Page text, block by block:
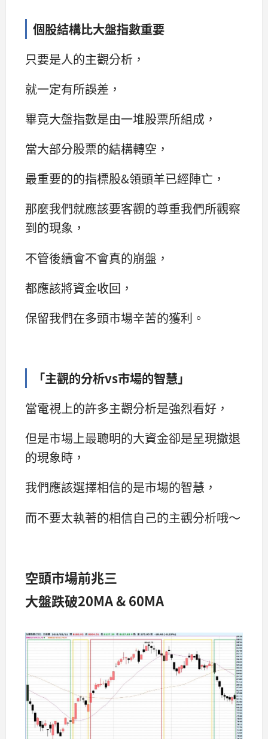
個股結構比大盤指數重要
只要是人的主觀分析，
就一定有所誤差，
畢竟大盤指數是由一堆股票所組成，
當大部分股票的結構轉空，
最重要的的指標股&領頭羊已經陣亡，
那麼我們就應該要客觀的尊重我們所觀察
到的現象，
不管後續會不會真的崩盤，
都應該將資金收回，
保留我們在多頭市場辛苦的獲利。
「主觀的分析vs市場的智慧」
當電視上的許多主觀分析是強烈看好，
但是市場上最聰明的大資金卻是呈現撤退
的現象時，
我們應該選擇相信的是市場的智慧，
而不要太執著的相信自己的主觀分析哦～
空頭市場前兆三
大盤跌破20MA & 60MA